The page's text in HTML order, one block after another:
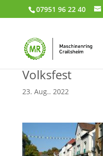
07951 96 22 40
Volksfest
23. Aug.. 2022